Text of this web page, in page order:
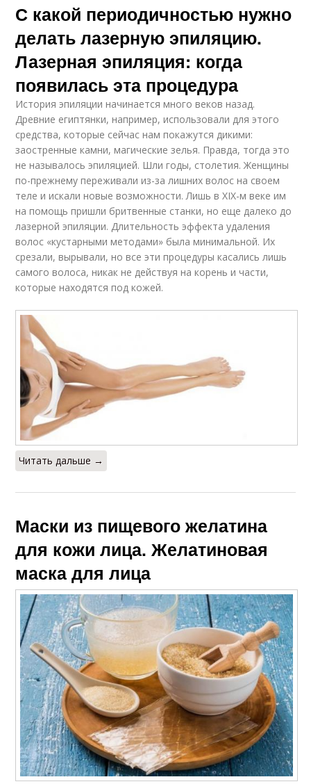
С какой периодичностью нужно
делать лазерную эпиляцию.
Лазерная эпиляция: когда
появилась эта процедура
История эпиляции начинается много веков назад.
Древние египтянки, например, использовали для этого
средства, которые сейчас нам покажутся дикими:
заостренные камни, магические зелья. Правда, тогда это
не называлось эпиляцией. Шли годы, столетия. Женщины
по-прежнему переживали из-за лишних волос на своем
теле и искали новые возможности. Лишь в XIX-м веке им
на помощь пришли бритвенные станки, но еще далеко до
лазерной эпиляции. Длительность эффекта удаления
волос «кустарными методами» была минимальной. Их
срезали, вырывали, но все эти процедуры касались лишь
самого волоса, никак не действуя на корень и части,
которые находятся под кожей.
Читать дальше →
Маски из пищевого желатина
для кожи лица. Желатиновая
маска для лица